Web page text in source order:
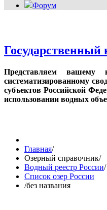
Форум
Государственный
Представляем вашему
систематизированному
субъектов Российской
использовании водных
Главная/
Озерный справочник/
Водный реестр России/
Список озер России
/без названия